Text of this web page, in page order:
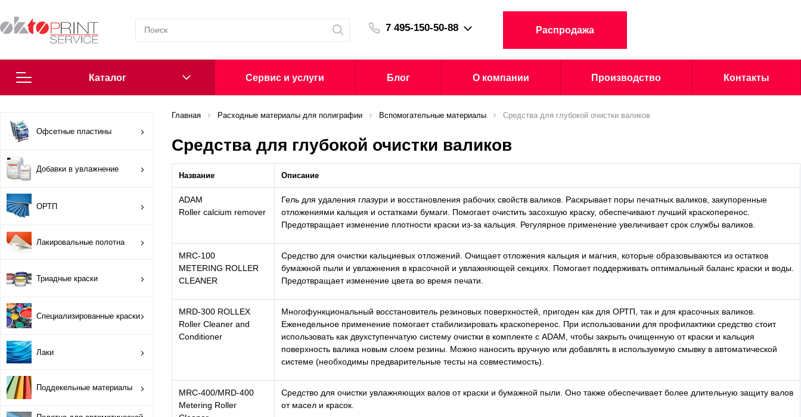
7 495-150-50-88 Распродажа
Каталог
Согласие на обработку персональных данных
Политика в области обработки персональных данных
Сообщить о нарушении
Офсетные пластины
Добавки в увлажнение
Триадные краски
Специализированные краски
Лаки
Cервис и услуги Блог О компании Производство Контакты
Офсетные пластины
Добавки в увлажнение
ОРТП
Лакировальные полотна
Триадные краски
Специализированные краски
Лаки
Поддекельные материалы
Главная Расходные материалы для полиграфии Вспомогательные материалы Средства для глубокой очистки валиков
Средства для глубокой очистки валиков
Название Описание
ADAM
Roller calcium remover
Гель для удаления глазури и восстановления рабочих свойств валиков. Раскрывает поры печатных валиков, закупоренные
отложениями кальция и остатками бумаги. Помогает очистить засохшую краску, обеспечивают лучший краскоперенос.
Предотвращает изменение плотности краски из-за кальция. Регулярное применение увеличивает срок службы валиков.
MRC-100
METERING ROLLER
CLEANER
Средство для очистки кальциевых отложений. Очищает отложения кальция и магния, которые образовываются из остатков
бумажной пыли и увлажнения в красочной и увлажняющей секциях. Помогает поддерживать оптимальный баланс краски и воды.
Предотвращает изменение цвета во время печати.
MRD-300 ROLLEX
Roller Cleaner and
Conditioner
Многофункциональный восстановитель резиновых поверхностей, пригоден как для ОРТП, так и для красочных валиков.
Еженедельное применение помогает стабилизировать краскоперенос. При использовании для профилактики средство стоит
использовать как двухступенчатую систему очистки в комплекте с ADAM, чтобы закрыть очищенную от краски и кальция
поверхность валика новым слоем резины. Можно наносить вручную или добавлять в используемую смывку в автоматической
системе (необходимы предварительные тесты на совместимость).
MRС-400/MRD-400
Metering Roller
Средство для очистки увлажняющих валов от краски и бумажной пыли. Оно также обеспечивает более длительную защиту валов
от масел и красок.